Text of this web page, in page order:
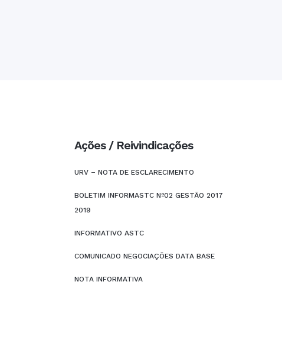
Ações / Reivindicações
URV – NOTA DE ESCLARECIMENTO
BOLETIM INFORMASTC Nº02 GESTÃO 2017
2019
INFORMATIVO ASTC
COMUNICADO NEGOCIAÇÕES DATA BASE
NOTA INFORMATIVA